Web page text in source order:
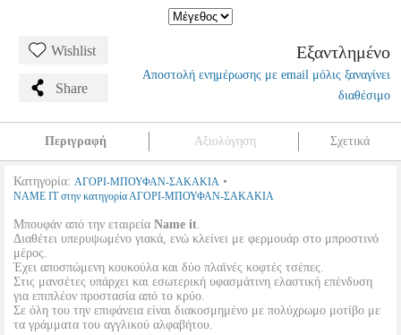
Wishlist
Share
Εξαντλημένο
Αποστολή ενημέρωσης με email μόλις ξαναγίνει
διαθέσιμο
Περιγραφή Αξιολόγηση Σχετικά
Κατηγορία: ΑΓΟΡΙ-ΜΠΟΥΦΑΝ-ΣΑΚΑΚΙΑ •
NAME IT στην κατηγορία ΑΓΟΡΙ-ΜΠΟΥΦΑΝ-ΣΑΚΑΚΙΑ
Μπουφάν από την εταιρεία Name it.
Διαθέτει υπερυψωμένο γιακά, ενώ κλείνει με φερμουάρ στο μπροστινό
μέρος.
Έχει αποσπώμενη κουκούλα και δύο πλαϊνές κοφτές τσέπες.
Στις μανσέτες υπάρχει και εσωτερική υφασμάτινη ελαστική επένδυση
για επιπλέον προστασία από το κρύο.
Σε όλη του την επιφάνεια είναι διακοσμημένο με πολύχρωμο μοτίβο με
τα γράμματα του αγγλικού αλφαβήτου.